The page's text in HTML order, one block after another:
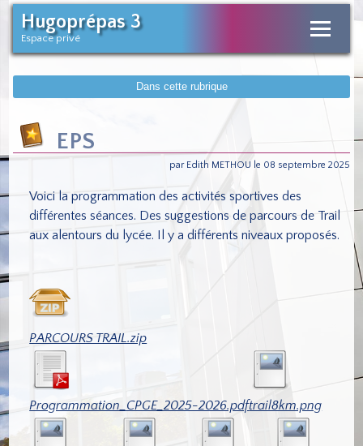
Hugoprépas 3
Espace privé
Dans cette rubrique
EPS
par Edith METHOU le 08 septembre 2025
Voici la programmation des activités sportives des
différentes séances. Des suggestions de parcours de Trail
aux alentours du lycée. Il y a différents niveaux proposés.
PARCOURS TRAIL.zip
Programmation_CPGE_2025-2026.pdftrail8km.png